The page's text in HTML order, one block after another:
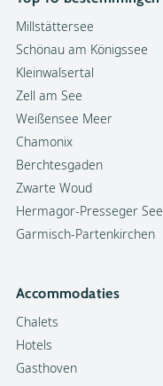
Millstättersee
Schönau am Königssee
Kleinwalsertal
Zell am See
Weißensee Meer
Chamonix
Berchtesgaden
Zwarte Woud
Hermagor-Presseger See
Garmisch-Partenkirchen
Accommodaties
Chalets
Hotels
Gasthoven